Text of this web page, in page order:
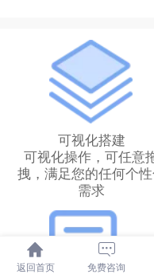
可视化搭建
可视化操作，可任意
拽，满足您的任何个
需求
返回首页 免费咨询